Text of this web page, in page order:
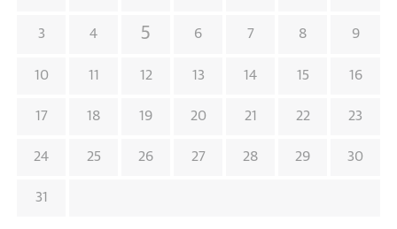
3 4 5 6 7 8 9
10 11 12 13 14 15 16
17 18 19 20 21 22 23
24 25 26 27 28 29 30
31